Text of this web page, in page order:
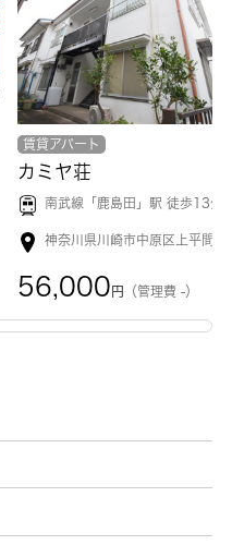
賃貸アパート
カミヤ荘
南武線「 鹿島田 」駅 徒歩13分
神奈川県川崎市中原区上平間
56,000 円 （管理費 -）